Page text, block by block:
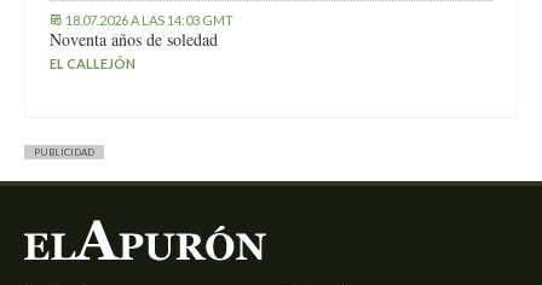
18.07.2026 A LAS 14:03 GMT
Noventa años de soledad
EL CALLEJÓN
PUBLICIDAD